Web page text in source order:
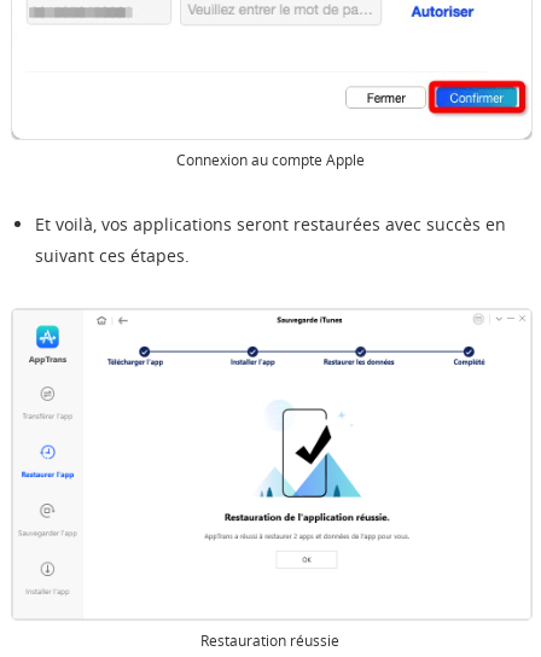
Connexion au compte Apple
Et voilà, vos applications seront restaurées avec succès en
suivant ces étapes.
Restauration réussie